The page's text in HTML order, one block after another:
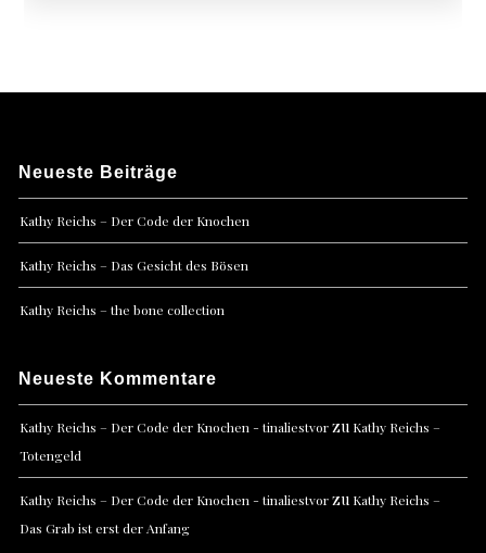
Neueste Beiträge
Kathy Reichs – Der Code der Knochen
Kathy Reichs – Das Gesicht des Bösen
Kathy Reichs – the bone collection
Neueste Kommentare
Kathy Reichs – Der Code der Knochen - tinaliestvorzu Kathy Reichs –
Totengeld
Kathy Reichs – Der Code der Knochen - tinaliestvorzu Kathy Reichs –
Das Grab ist erst der Anfang